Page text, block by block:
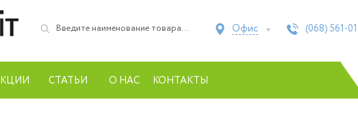
Офис (068) 561-
СТАТЬИ О НАС КОНТАКТЫ